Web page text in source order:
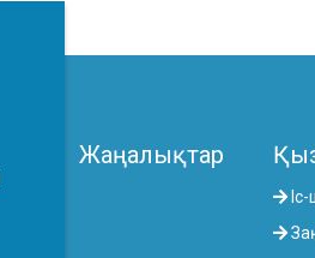
Жаңалықтар
Іс-